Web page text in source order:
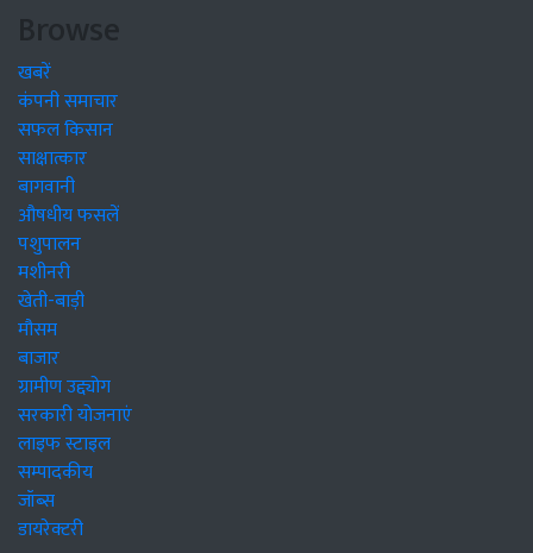
Browse
खबरें
कंपनी समाचार
सफल किसान
साक्षात्कार
बागवानी
औषधीय फसलें
पशुपालन
मशीनरी
खेती-बाड़ी
मौसम
बाजार
ग्रामीण उद्द्योग
सरकारी योजनाएं
लाइफ स्टाइल
सम्पादकीय
जॉब्स
डायरेक्टरी